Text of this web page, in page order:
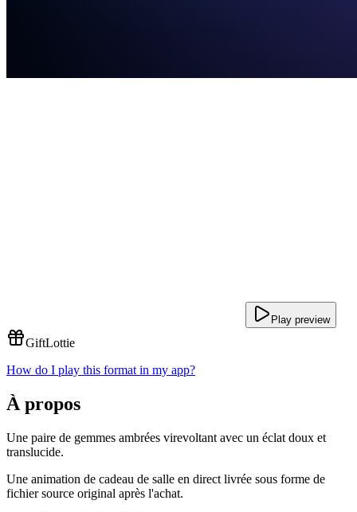
Play preview
GiftLottie
How do I play this format in my app?
À propos
Une paire de gemmes ambrées virevoltant avec un éclat doux et
translucide.
Une animation de cadeau de salle en direct livrée sous forme de
fichier source original après l'achat.